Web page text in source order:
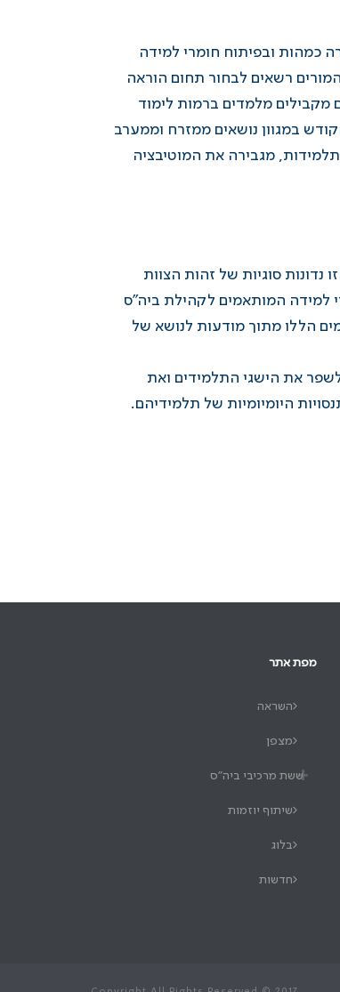
כמהות ובפיתוח חומרי למידה
רשאים לבחור תחום הוראה
מלמדים ברמות לימוד
במגוון נושאים ממזרח וממערב
מגבירה את המוטיבציה
סוגיות של זהות הצוות
למידה המותאמים לקהילת ביה"ס
הללו מתוך מודעות לנושא של
את הישגי התלמידים ואת
היומיומיות של תלמידיהם.
מפת אתר
השראה
מצפן
ששת מרכיבי ביה"ס
שיתוף יוזמות
בלוג
חדשות